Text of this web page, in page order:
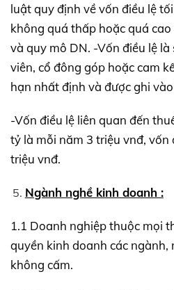
luật quy định về vốn điều lệ
không quá thấp hoặc quá
và quy mô DN. -Vốn điều lệ
viên, cổ đông góp hoặc cam
hạn nhất định và được ghi
-Vốn điều lệ liên quan đến
tỷ là mỗi năm 3 triệu vnđ, vốn
triệu vnđ.
Ngành nghề kinh doanh :
1.1 Doanh nghiệp thuộc mọi
quyền kinh doanh các ngành,
không cấm.